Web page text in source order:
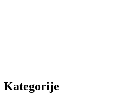
Kategorije